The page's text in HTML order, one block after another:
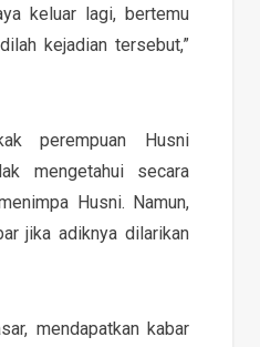
keluar lagi, bertemu
kejadian tersebut,”
perempuan Husni
mengetahui secara
Husni. Namun,
jika adiknya dilarikan
mendapatkan kabar